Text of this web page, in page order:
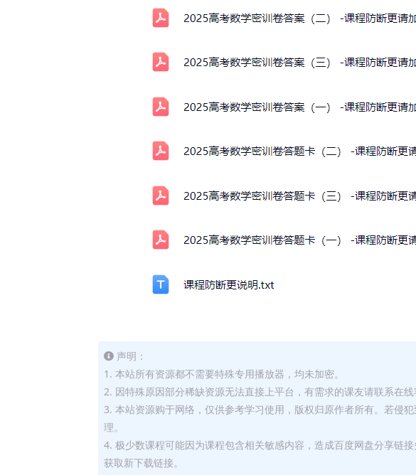
声明：
1. 本站所有资源都不需要特殊专用播放器，均未加密。
2. 因特殊原因部分稀缺资源无法直接上平台，有需求的课友请联系在线
3. 本站资源购于网络，仅供参考学习使用，版权归原作者所有。若侵
理。
4. 极少数课程可能因为课程包含相关敏感内容，造成百度网盘分享链
获取新下载链接。